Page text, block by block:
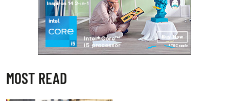
MOST READ